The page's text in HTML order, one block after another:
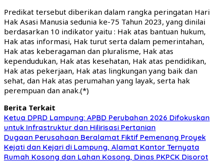
Predikat tersebut diberikan dalam rangka peringatan Hari
Hak Asasi Manusia sedunia ke-75 Tahun 2023, yang dinilai
berdasarkan 10 indikator yaitu : Hak atas bantuan hukum,
Hak atas informasi, Hak turut serta dalam pemerintahan,
Hak atas keberagaman dan pluralisme, Hak atas
kependudukan, Hak atas kesehatan, Hak atas pendidikan,
Hak atas pekerjaan, Hak atas lingkungan yang baik dan
sehat, dan Hak atas perumahan yang layak, serta hak
perempuan dan anak.(*)
Berita Terkait
Ketua DPRD Lampung: APBD Perubahan 2026 Difokuskan
untuk Infrastruktur dan Hilirisasi Pertanian
Dugaan Perusahaan Beralamat Fiktif Pemenang Proyek
Kejati dan Kejari di Lampung, Alamat Kantor Ternyata
Rumah Kosong dan Lahan Kosong, Dinas PKPCK Disorot